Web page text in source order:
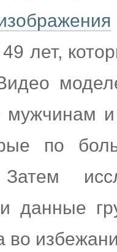
лет,
мужчинам
по
Затем
данные
во